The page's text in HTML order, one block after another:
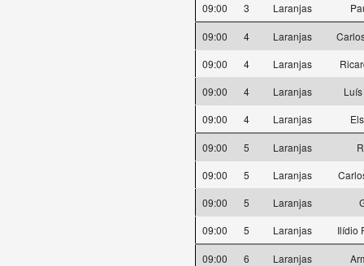
09:00
3 Laranjas
09:00 4 Laranjas
09:00
4 Laranjas
09:00
4 Laranjas
09:00
4 Laranjas
09:00 5 Laranjas
09:00
5 Laranjas
09:00
5 Laranjas
09:00
5 Laranjas Ilídio
09:00 6 Laranjas